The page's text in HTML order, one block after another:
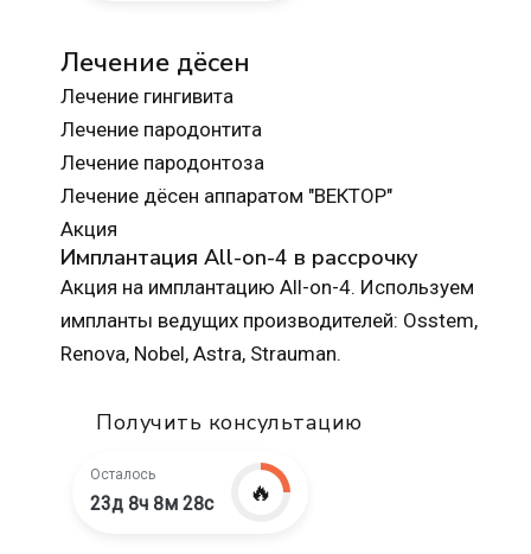
Лечение дёсен
Лечение гингивита
Лечение пародонтита
Лечение пародонтоза
Лечение дёсен аппаратом "ВЕКТОР"
Акция
Имплантация All-on-4 в рассрочку
Акция на имплантацию All-on-4. Используем
импланты ведущих производителей: Osstem,
Renova, Nobel, Astra, Strauman.
Получить консультацию
Осталось
23д 8ч 8м 27с 🔥